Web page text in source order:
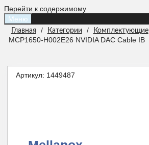
Перейти к содержимому
Меню
Главная / Категории / Комплектующие
MCP1650-H002E26 NVIDIA DAC Cable IB
Артикул: 1449487